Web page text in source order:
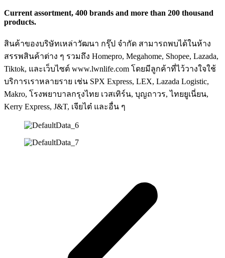
Current assortment, 400 brands and more than 200 thousand
products.
สินค้าของบริษัทเหล่าวัฒนา กรุ๊ป จำกัด สามารถพบได้ในห้าง
สรรพสินค้าต่าง ๆ รวมถึง Homepro, Megahome, Shopee, Lazada,
Tiktok, และเว็บไซต์ www.lwnlife.com โดยมีลูกค้าที่ไว้วางใจใช้
บริการเราหลายราย เช่น SPX Express, LEX, Lazada Logistic,
Makro, โรงพยาบาลกรุงไทย เวสเทิร์น, บุญถาวร, ไทยยูเนี่ยน,
Kerry Express, J&T, เจียไต๋ และอื่น ๆ